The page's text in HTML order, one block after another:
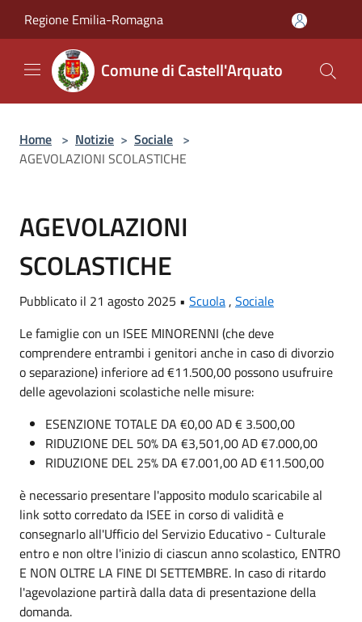
Regione Emilia-Romagna
Comune di Castell'Arquato
Home > Notizie > Sociale >
AGEVOLAZIONI SCOLASTICHE
AGEVOLAZIONI
SCOLASTICHE
Pubblicato il 21 agosto 2025 • Scuola , Sociale
Le famiglie con un ISEE MINORENNI (che deve
comprendere entrambi i genitori anche in caso di divorzio
o separazione) inferiore ad €11.500,00 possono usufruire
delle agevolazioni scolastiche nelle misure:
ESENZIONE TOTALE DA €0,00 AD € 3.500,00
RIDUZIONE DEL 50% DA €3,501,00 AD €7.000,00
RIDUZIONE DEL 25% DA €7.001,00 AD €11.500,00
è necessario presentare l'apposito modulo scaricabile al
link sotto corredato da ISEE in corso di validità e
consegnarlo all'Ufficio del Servizio Educativo - Culturale
entro e non oltre l'inizio di ciascun anno scolastico, ENTRO
E NON OLTRE LA FINE DI SETTEMBRE. In caso di ritardo
l'agevolazione partirà dalla data di presentazione della
domanda.